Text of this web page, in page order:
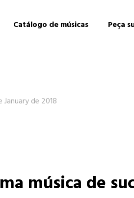
Catálogo de músicas Peça
January de 2018
música de